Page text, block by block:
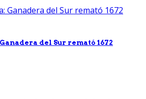
del Sur remató 1672